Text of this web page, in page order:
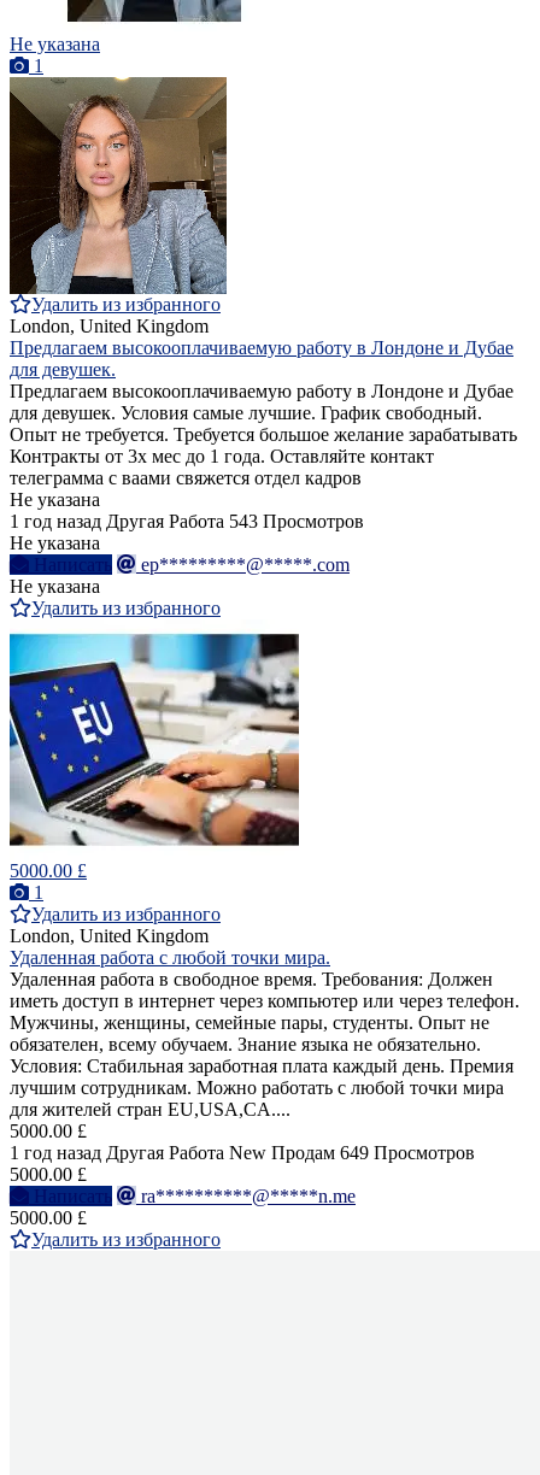
Не указана
1
Удалить из избранного
London, United Kingdom
Предлагаем высокооплачиваемую работу в Лондоне и Дубае
для девушек.
Предлагаем высокооплачиваемую работу в Лондоне и Дубае
для девушек. Условия самые лучшие. График свободный.
Опыт не требуется. Требуется большое желание зарабатывать
Контракты от 3х мес до 1 года. Оставляйте контакт
телеграмма с ваами свяжется отдел кадров
Не указана
1 год назад Другая Работа 543 Просмотров
Не указана
Написать
ep*********@*****.com
Не указана
Удалить из избранного
5000.00 £
1
Удалить из избранного
London, United Kingdom
Удаленная работа с любой точки мира.
Удаленная работа в свободное время. Требования: Должен
иметь доступ в интернет через компьютер или через телефон.
Мужчины, женщины, семейные пары, студенты. Опыт не
обязателен, всему обучаем. Знание языка не обязательно.
Условия: Стабильная заработная плата каждый день. Премия
лучшим сотрудникам. Можно работать с любой точки мира
для жителей стран EU,USA,CA....
5000.00 £
1 год назад Другая Работа New Продам 649 Просмотров
5000.00 £
Написать
ra**********@*****n.me
5000.00 £
Удалить из избранного